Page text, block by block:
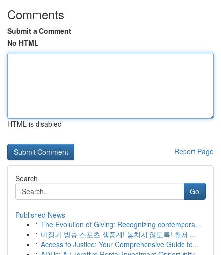
Comments
Submit a Comment
No HTML
HTML is disabled
Report Page
Search
Go
Published News
1 The Evolution of Giving: Recognizing contempora...
1 마징가 방송 스포츠 생중계! 놓치지 않도록! 철저 ...
1 Access to Justice: Your Comprehensive Guide to...